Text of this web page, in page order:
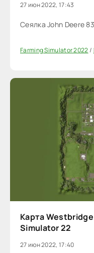
27 июн 2022, 17:43
Сеялка John Deere
Farming Simulator 2022/
Карта
Simulator 22
27 июн 2022, 17:40